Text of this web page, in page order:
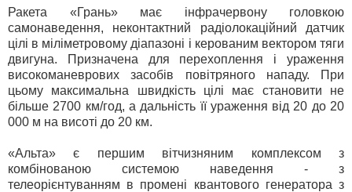
Ракета «Грань» має інфрачервону головкою
самонаведення, неконтактний радіолокаційний датчик
цілі в міліметровому діапазоні і керованим вектором тяги
двигуна. Призначена для перехоплення і ураження
високоманеврових засобів повітряного нападу. При
цьому максимальна швидкість цілі має становити не
більше 2700 км/год, а дальність її ураження від 20 до 20
000 м на висоті до 20 км.
«Альта» є першим вітчизняним комплексом з
комбінованою системою наведення - з
телеорієнтуванням в промені квантового генератора з